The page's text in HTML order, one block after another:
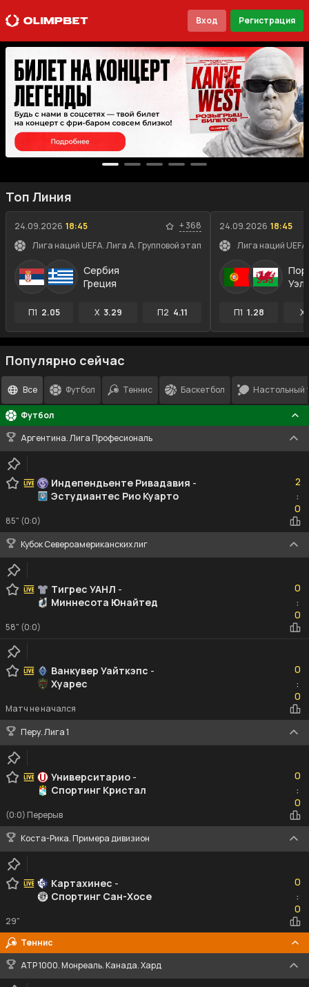
Вход Регистрация
Топ Линия
24.09.2026 18:45 +368
Лига наций UEFA. Лига A. Групповой этап
Сербия
Греция
П1 2.05 X 3.29 П2 4.11
24.09.2026 18:45
Лига наций
П1 1.28 X
Популярно сейчас
Все Футбол Теннис Баскетбол Настольный
Футбол
Аргентина. Лига Професиональ
Индепендьенте Ривадавия -
Эстудиантес Рио Куарто
2
:0
0
85" (0:0)
Кубок Североамериканских лиг
Тигрес УАНЛ -
Миннесота Юнайтед
0
:0
0
58" (0:0)
Ванкувер Уайткэпс -
Хуарес
0
:0
0
Матч не начался
Перу. Лига 1
Университарио -
Спортинг Кристал
0
:0
0
(0:0) Перерыв
Коста-Рика. Примера дивизион
Картахинес -
Спортинг Сан-Хосе
0
:0
0
29"
Теннис
ATP 1000. Монреаль. Канада. Хард